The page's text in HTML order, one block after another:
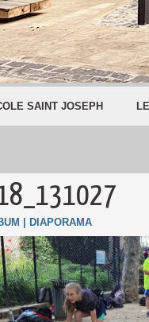
SAINT JOSEPH
DIAPORAMA